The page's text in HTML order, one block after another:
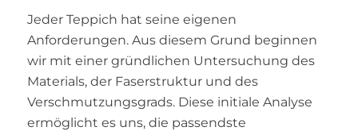
Jeder Teppich hat seine eigenen
Anforderungen. Aus diesem Grund beginnen
wir mit einer gründlichen Untersuchung des
Materials, der Faserstruktur und des
Verschmutzungsgrads. Diese initiale Analyse
ermöglicht es uns, die passendste